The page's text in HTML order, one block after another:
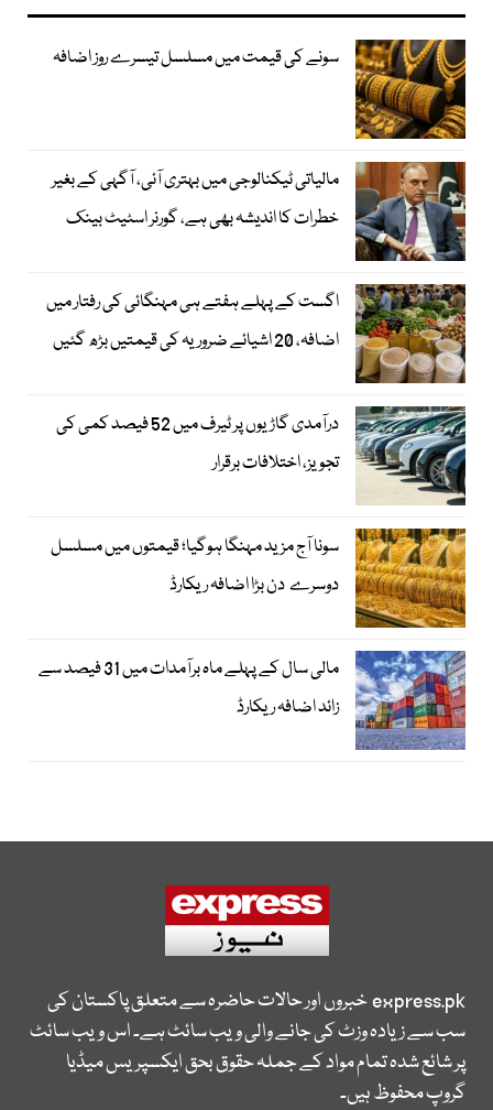
سونے کی قیمت میں مسلسل تیسرے روز اضافہ
مالیاتی ٹیکنالوجی میں بہتری آئی، آگہی کے بغیر
خطرات کا اندیشہ بھی ہے، گورنر اسٹیٹ بینک
اگست کے پہلے ہفتے ہی مہنگائی کی رفتار میں
اضافہ، 20 اشیائے ضروریہ کی قیمتیں بڑھ گئیں
درآمدی گاڑیوں پر ٹیرف میں 52 فیصد کمی کی
تجویز، اختلافات برقرار
سونا آج مزید مہنگا ہوگیا؛ قیمتوں میں مسلسل
دوسرے دن بڑا اضافہ ریکارڈ
مالی سال کے پہلے ماہ برآمدات میں 31 فیصد سے
زائد اضافہ ریکارڈ
express.pkخبروں اور حالات حاضرہ سے متعلق پاکستان کی
سب سے زیادہ وزٹ کی جانے والی ویب سائٹ ہے۔ اس ویب سائٹ
پر شائع شدہ تمام مواد کے جملہ حقوق بحق ایکسپریس میڈیا
گروپ محفوظ ہیں۔